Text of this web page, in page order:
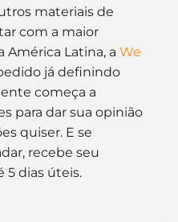
materiais de
com a maior
América Latina, a We
já definindo
começa a
para dar sua opinião
quiser. E se
recebe seu
5 dias úteis.